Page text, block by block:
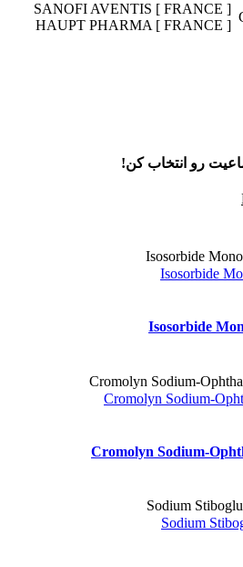
SANOFI AVENTIS [ FRANCE ]
HAUPT PHARMA [ FRANCE ]
رو انتخاب کن!